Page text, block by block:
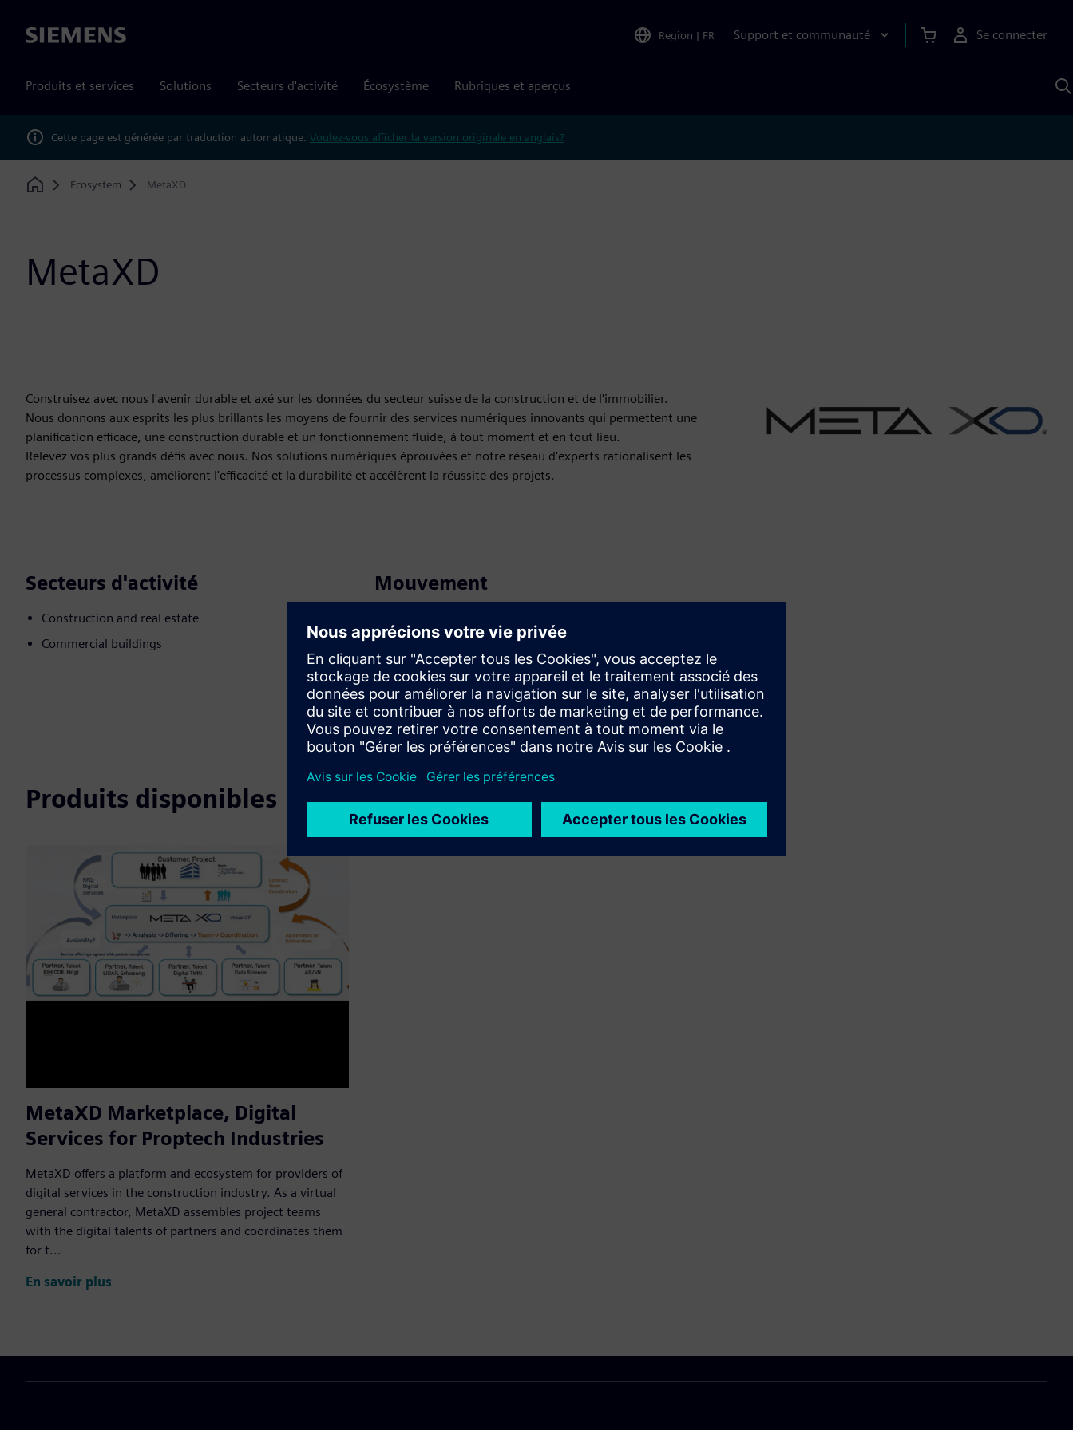
Siemens Region | FR Support et communauté Se connecter
Produits et services Solutions Secteurs d'activité Écosystème Rubriques et aperçus
Cette page est générée par traduction automatique. Voulez-vous afficher la version originale en anglais?
Home
Ecosystem MetaXD
MetaXD
Construisez avec nous l'avenir durable et axé sur les données du secteur suisse de la construction et de l'immobilier.
Nous donnons aux esprits les plus brillants les moyens de fournir des services numériques innovants qui permettent une
planification efficace, une construction durable et un fonctionnement fluide, à tout moment et en tout lieu.
Relevez vos plus grands défis avec nous. Nos solutions numériques éprouvées et notre réseau d'experts rationalisent les
processus complexes, améliorent l'efficacité et la durabilité et accélèrent la réussite des projets.
Secteurs d'activité
Construction and real estate
Commercial buildings
Mouvement
Fournit un service lié à un produit ou une solution
Siemens Xcelerator, visant à aider le client dans sa mise
en œuvre, son intégration, son exploitation ou sa
maintenance
Produits disponibles
MetaXD Marketplace, Digital
Services for Proptech Industries
MetaXD offers a platform and ecosystem for providers of
digital services in the construction industry. As a virtual
general contractor, MetaXD assembles project teams
with the digital talents of partners and coordinates them
for t...
En savoir plus